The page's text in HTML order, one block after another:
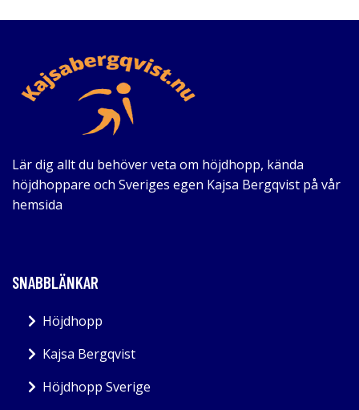
Lär dig allt du behöver veta om höjdhopp, kända
höjdhoppare och Sveriges egen Kajsa Bergqvist på vår
hemsida
SNABBLÄNKAR
Höjdhopp
Kajsa Bergqvist
Höjdhopp Sverige